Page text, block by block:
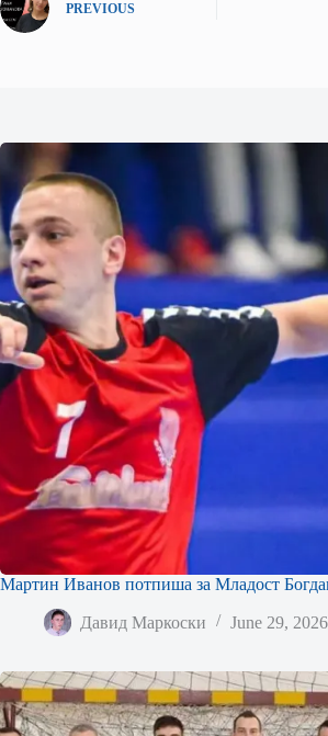
PREVIOUS
Мартин Иванов потпиша за Младост
Давид Маркоски June 29, 2026